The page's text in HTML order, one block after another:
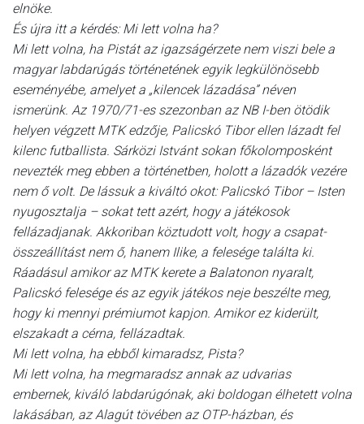
elnöke.
És újra itt a kérdés: Mi lett volna ha?
Mi lett volna, ha Pistát az igazságérzete nem viszi bele a
magyar labdarúgás történetének egyik legkülönösebb
eseményébe, amelyet a „kilencek lázadása” néven
ismerünk. Az 1970/71-es szezonban az NB I-ben ötödik
helyen végzett MTK edzője, Palicskó Tibor ellen lázadt fel
kilenc futballista. Sárközi Istvánt sokan főkolomposként
nevezték meg ebben a történetben, holott a lázadók vezére
nem ő volt. De lássuk a kiváltó okot: Palicskó Tibor – Isten
nyugosztalja – sokat tett azért, hogy a játékosok
fellázadjanak. Akkoriban köztudott volt, hogy a csapat-
összeállítást nem ő, hanem Ilike, a felesége találta ki.
Ráadásul amikor az MTK kerete a Balatonon nyaralt,
Palicskó felesége és az egyik játékos neje beszélte meg,
hogy ki mennyi prémiumot kapjon. Amikor ez kiderült,
elszakadt a cérna, fellázadtak.
Mi lett volna, ha ebből kimaradsz, Pista?
Mi lett volna, ha megmaradsz annak az udvarias
embernek, kiváló labdarúgónak, aki boldogan élhetett volna
lakásában, az Alagút tövében az OTP-házban, és